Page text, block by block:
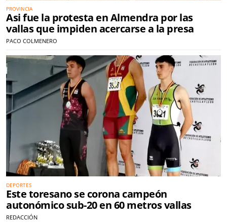
PROVINCIA
Asi fue la protesta en Almendra por las
vallas que impiden acercarse a la presa
PACO COLMENERO
DEPORTES
Este toresano se corona campeón
autonómico sub-20 en 60 metros vallas
REDACCIÓN